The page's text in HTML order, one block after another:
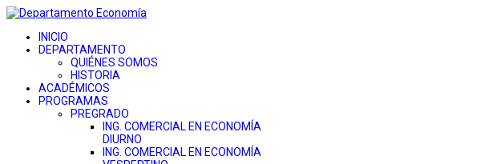
INICIO
DEPARTAMENTO
QUIÉNES SOMOS
HISTORIA
ACADÉMICOS
PROGRAMAS
PREGRADO
ING. COMERCIAL EN ECONOMÍA
DIURNO
ING. COMERCIAL EN ECONOMÍA